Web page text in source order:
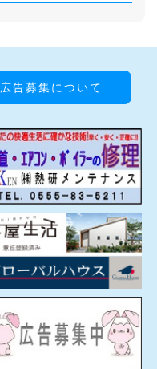
広告募集について